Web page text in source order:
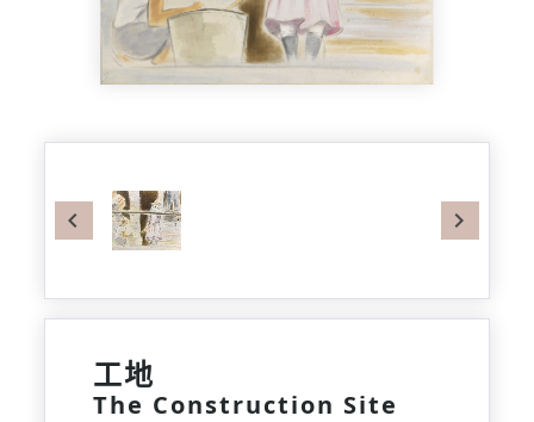
Previous
工地
The Construction Site